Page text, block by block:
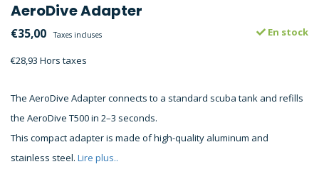
AeroDive Adapter
€35,00 Taxes incluses
€28,93 Hors taxes
En stock
The AeroDive Adapter connects to a standard scuba tank and refills
the AeroDive T500 in 2–3 seconds.
This compact adapter is made of high-quality aluminum and
stainless steel. Lire plus..